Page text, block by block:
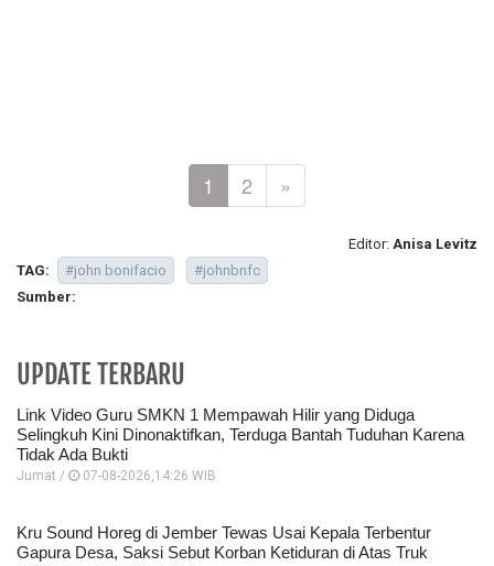
1 2 »
Editor: Anisa Levitz
TAG:
#john bonifacio
#johnbnfc
Sumber:
UPDATE TERBARU
Link Video Guru SMKN 1 Mempawah Hilir yang Diduga
Selingkuh Kini Dinonaktifkan, Terduga Bantah Tuduhan Karena
Tidak Ada Bukti
Jumat / 07-08-2026,14:26 WIB
Kru Sound Horeg di Jember Tewas Usai Kepala Terbentur
Gapura Desa, Saksi Sebut Korban Ketiduran di Atas Truk